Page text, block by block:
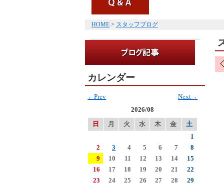
HOME> スタッフブログ
カレンダー
←Prev
Next→
2026/08
日
月 火 水 木 金
土
1
2
3 4 5 6 7
8
9
10 11 12 13 14
15
16
17 18 19 20 21
22
23
24 25 26 27 28
29